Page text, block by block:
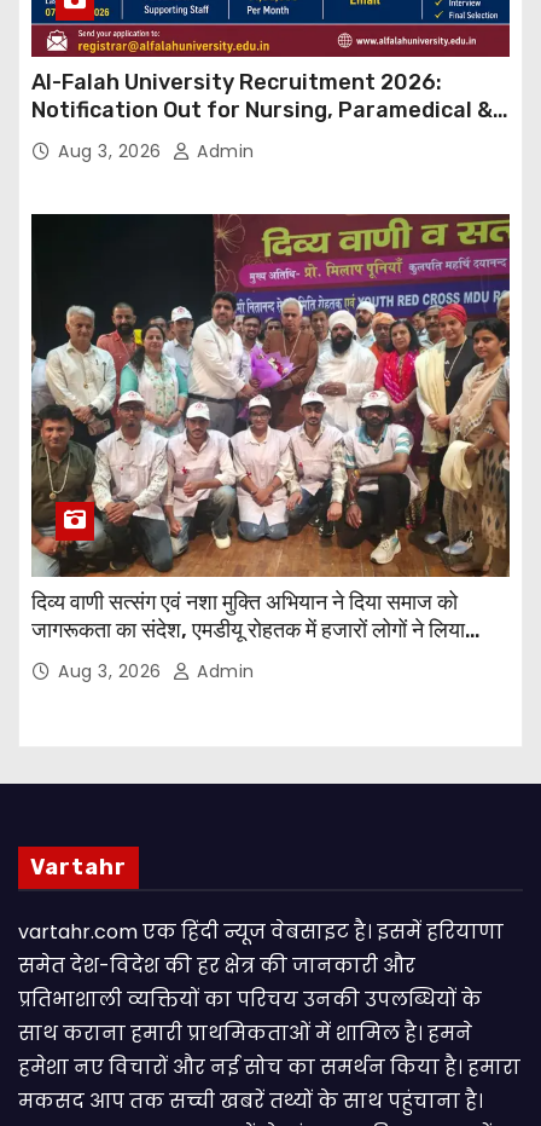
Al-Falah University Recruitment 2026:
Notification Out for Nursing, Paramedical &
Supporting Staff Posts, Apply Through Email
Aug 3, 2026 Admin
दिव्य वाणी सत्संग एवं नशा मुक्ति अभियान ने दिया समाज को
जागरूकता का संदेश, एमडीयू रोहतक में हजारों लोगों ने लिया
संकल्पAug 3, 2026 Admin
Vartahr
vartahr.com एक हिंदी न्यूज वेबसाइट है। इसमें हरियाणा
समेत देश-विदेश की हर क्षेत्र की जानकारी और
प्रतिभाशाली व्यक्तियों का परिचय उनकी उपलब्धियों के
साथ कराना हमारी प्राथमिकताओं में शामिल है। हमने
हमेशा नए विचारों और नई सोच का समर्थन किया है। हमारा
मकसद आप तक सच्ची खबरें तथ्यों के साथ पहुंचाना है।